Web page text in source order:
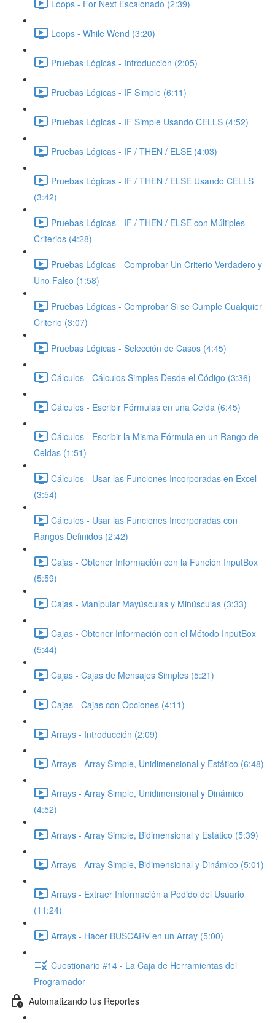
Loops - For Next Escalonado (2:39)
Loops - While Wend (3:20)
Pruebas Lógicas - Introducción (2:05)
Pruebas Lógicas - IF Simple (6:11)
Pruebas Lógicas - IF Simple Usando CELLS (4:52)
Pruebas Lógicas - IF / THEN / ELSE (4:03)
Pruebas Lógicas - IF / THEN / ELSE Usando CELLS
(3:42)
Pruebas Lógicas - IF / THEN / ELSE con Múltiples
Criterios (4:28)
Pruebas Lógicas - Comprobar Un Criterio Verdadero y
Uno Falso (1:58)
Pruebas Lógicas - Comprobar Si se Cumple Cualquier
Criterio (3:07)
Pruebas Lógicas - Selección de Casos (4:45)
Cálculos - Cálculos Simples Desde el Código (3:36)
Cálculos - Escribir Fórmulas en una Celda (6:45)
Cálculos - Escribir la Misma Fórmula en un Rango de
Celdas (1:51)
Cálculos - Usar las Funciones Incorporadas en Excel
(3:54)
Cálculos - Usar las Funciones Incorporadas con
Rangos Definidos (2:42)
Cajas - Obtener Información con la Función InputBox
(5:59)
Cajas - Manipular Mayúsculas y Minúsculas (3:33)
Cajas - Obtener Información con el Método InputBox
(5:44)
Cajas - Cajas de Mensajes Simples (5:21)
Cajas - Cajas con Opciones (4:11)
Arrays - Introducción (2:09)
Arrays - Array Simple, Unidimensional y Estático (6:48)
Arrays - Array Simple, Unidimensional y Dinámico
(4:52)
Arrays - Array Simple, Bidimensional y Estático (5:39)
Arrays - Array Simple, Bidimensional y Dinámico (5:01)
Arrays - Extraer Información a Pedido del Usuario
(11:24)
Arrays - Hacer BUSCARV en un Array (5:00)
Cuestionario #14 - La Caja de Herramientas del
Programador
Automatizando tus Reportes